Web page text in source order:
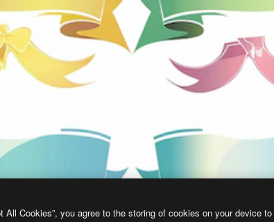
像生成ツールを使うと、あなた独自の画像を作成できます。
All Cookies”, you agree to the storing of cookies on your device